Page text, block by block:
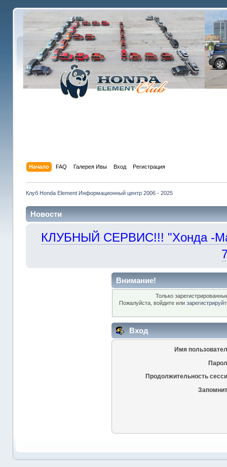
Начало FAQ Галерея Ивы Вход Регистрация
Клуб Honda Element Информационный центр 2006 - 2025
Новости
КЛУБНЫЙ СЕРВИС!!! "Хонда -
Внимание!
Только
Пожалуйста, войдите или
Вход
Имя
Продолжительность